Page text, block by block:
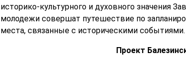
историко-культурного и духовного значения
молодежи совершат путешествие по
места, связанные с историческими событиями.
Проект